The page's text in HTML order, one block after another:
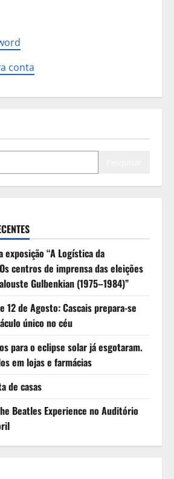
conta
exposição “A Logística da
centros de imprensa das eleições
Gulbenkian (1975–1984)”
12 de Agosto: Cascais prepara-se
único no céu
para o eclipse solar já esgotaram.
em lojas e farmácias
de casas
Beatles Experience no Auditório